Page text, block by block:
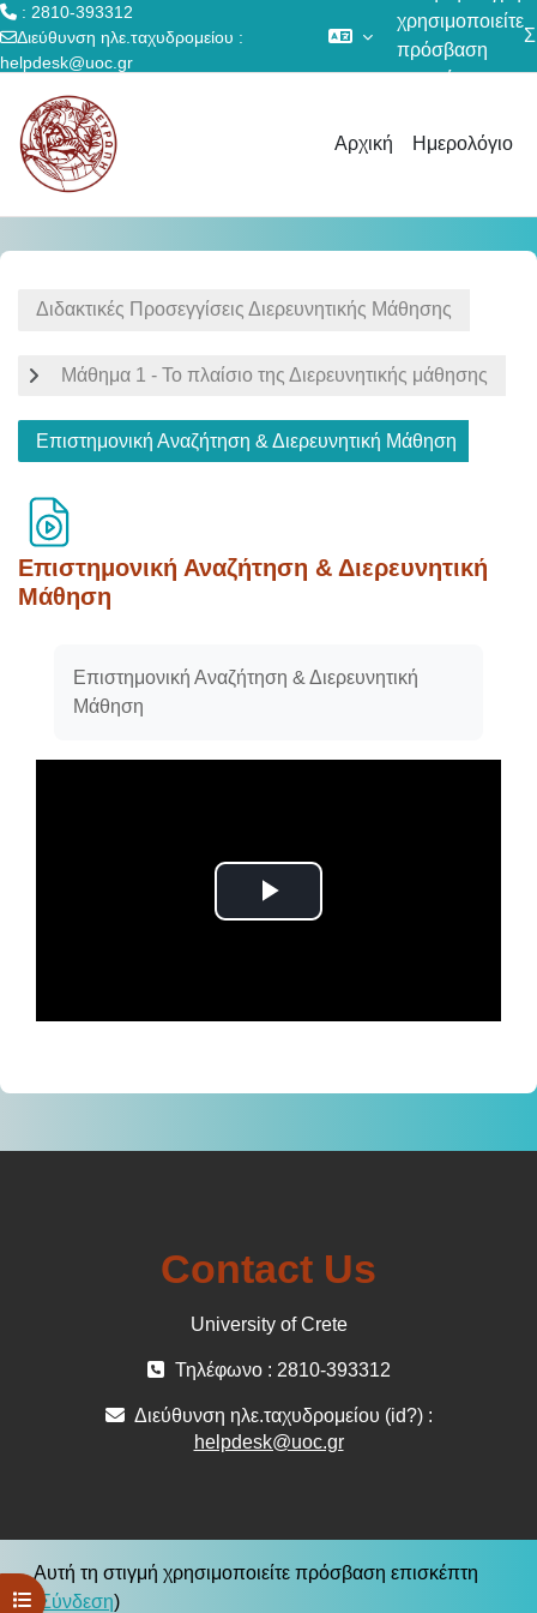
: 2810-393312
Διεύθυνση ηλε.ταχυδρομείου :
helpdesk@uoc.gr
χρησιμοποιείτε
πρόσβαση
επισκέπτη
Αρχική Ημερολόγιο
Άνοιγμα ευρετηρίου μαθήματος
Διδακτικές Προσεγγίσεις Διερευνητικής Μάθησης
Μάθημα 1 - Το πλαίσιο της Διερευνητικής μάθησης
Επιστημονική Αναζήτηση & Διερευνητική Μάθηση
Επιστημονική Αναζήτηση & Διερευνητική
Μάθηση
Επιστημονική Αναζήτηση & Διερευνητική
Μάθηση
Αναπαραγωγή
Contact Us
University of Crete
Τηλέφωνο : 2810-393312
Διεύθυνση ηλε.ταχυδρομείου (id?) :
helpdesk@uoc.gr
Αυτή τη στιγμή χρησιμοποιείτε πρόσβαση επισκέπτη
Σύνδεση)